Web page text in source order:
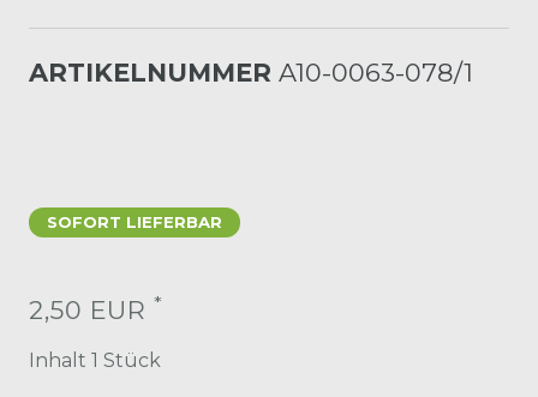
ARTIKELNUMMER A10-0063-078/1
SOFORT LIEFERBAR
2,50 EUR *
Inhalt 1 Stück